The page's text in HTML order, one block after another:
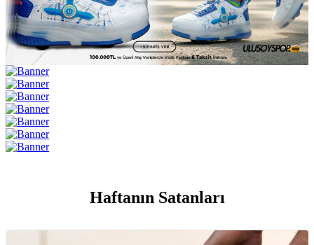
Haftanın Satanları